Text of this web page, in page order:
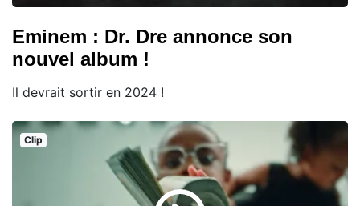
Eminem : Dr. Dre annonce son
nouvel album !
Il devrait sortir en 2024 !
Clip